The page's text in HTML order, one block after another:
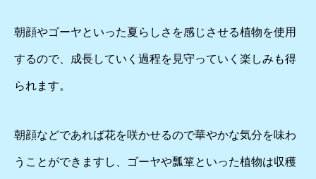
朝顔やゴーヤといった夏らしさを感じさせる植物を使用
するので、成長していく過程を見守っていく楽しみも得
られます。
朝顔などであれば花を咲かせるので華やかな気分を味わ
うことができますし、ゴーヤや瓢箪といった植物は収穫